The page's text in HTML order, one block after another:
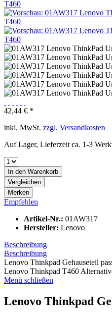
42,44 € *
inkl. MwSt. zzgl. Versandkosten
Auf Lager, Lieferzeit ca. 1-3
In den Warenkorb
Vergleichen
Merken
Empfehlen
Artikel-Nr.: 01AW317
Hersteller: Lenovo
Beschreibung
Beschreibung
Lenovo Thinkpad Gehauseteil
Lenovo Thinkpad T460
Menü schließen
Lenovo Thinkpad